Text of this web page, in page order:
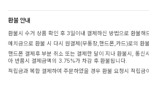
환불 안내
환불시 수거 상품 확인 후 3일이내 결제하신 방법으로 환불해
예치금으로 환불 시 다시 원결제(무통장,핸드폰,카드)로의 환
핸드폰 결제후 부분 취소 또는 결제한 달이 지나 환불시, 통신
아 반품시 결제금액의 3.75%가 차감 후 환불됩니다.
적립금과 복합 결제하여 주문하였을 경우 환불 요청시 적립금